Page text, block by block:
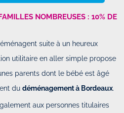
NOMBREUSES : 10% DE
suite à un heureux
utilitaire en aller simple propose
parents dont le bébé est âgé
du déménagement à Bordeaux.
aux personnes titulaires